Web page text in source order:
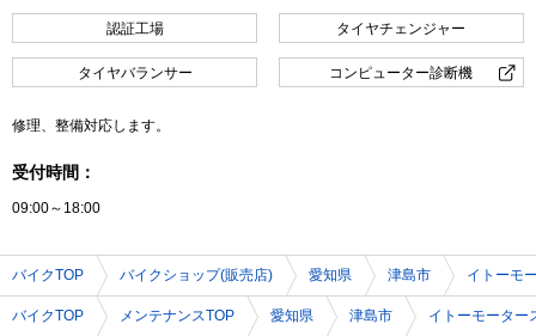
認証工場 タイヤチェンジャー
タイヤバランサー コンピューター診断機
修理、整備対応します。
受付時間：
09:00～18:00
バイクTOP バイクショップ(販売店) 愛知県 津島市 イトーモ
バイクTOP メンテナンスTOP 愛知県 津島市 イトーモーター